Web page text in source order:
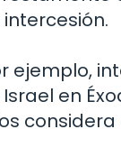
ejemplo,
en
considera